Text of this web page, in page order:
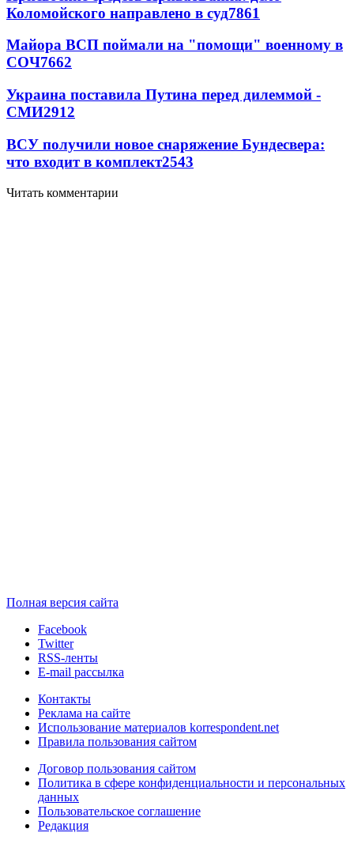
Коломойского направлено в суд7861
Майора ВСП поймали на "помощи" военному в
СОЧ7662
Украина поставила Путина перед дилеммой -
СМИ2912
ВСУ получили новое снаряжение Бундесвера:
что входит в комплект2543
Читать комментарии
Полная версия сайта
Facebook
Twitter
RSS-ленты
E-mail рассылка
Контакты
Реклама на сайте
Использование материалов korrespondent.net
Правила пользования сайтом
Договор пользования сайтом
Политика в сфере конфиденциальности и персональных
данных
Пользовательское соглашение
Редакция